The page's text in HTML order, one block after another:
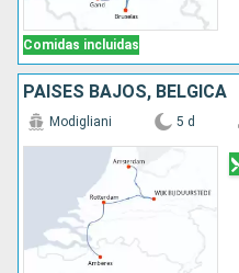
Comidas incluidas
PAISES BAJOS, BÉLGICA
Modigliani 5 d